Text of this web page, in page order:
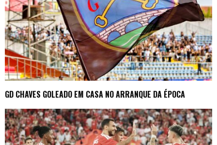
GD CHAVES GOLEADO EM CASA NO ARRANQUE DA ÉPOCA